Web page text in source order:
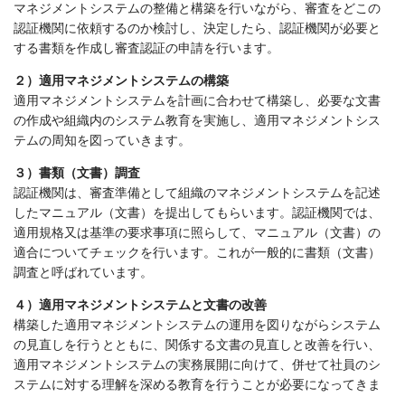
マネジメントシステムの整備と構築を行いながら、審査をどこの
認証機関に依頼するのか検討し、決定したら、認証機関が必要と
する書類を作成し審査認証の申請を行います。
２）適用マネジメントシステムの構築
適用マネジメントシステムを計画に合わせて構築し、必要な文書
の作成や組織内のシステム教育を実施し、適用マネジメントシス
テムの周知を図っていきます。
３）書類（文書）調査
認証機関は、審査準備として組織のマネジメントシステムを記述
したマニュアル（文書）を提出してもらいます。認証機関では、
適用規格又は基準の要求事項に照らして、マニュアル（文書）の
適合についてチェックを行います。これが一般的に書類（文書）
調査と呼ばれています。
４）適用マネジメントシステムと文書の改善
構築した適用マネジメントシステムの運用を図りながらシステム
の見直しを行うとともに、関係する文書の見直しと改善を行い、
適用マネジメントシステムの実務展開に向けて、併せて社員のシ
ステムに対する理解を深める教育を行うことが必要になってきま